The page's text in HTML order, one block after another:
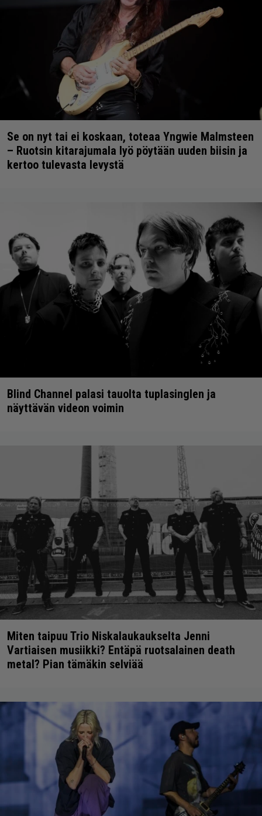
Se on nyt tai ei koskaan, toteaa Yngwie Malmsteen
– Ruotsin kitarajumala lyö pöytään uuden biisin ja
kertoo tulevasta levystä
Blind Channel palasi tauolta tuplasinglen ja
näyttävän videon voimin
Miten taipuu Trio Niskalaukaukselta Jenni
Vartiaisen musiikki? Entäpä ruotsalainen death
metal? Pian tämäkin selviää